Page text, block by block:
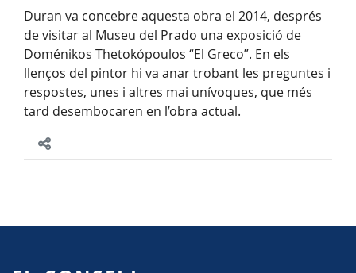
Duran va concebre aquesta obra el 2014, després
de visitar al Museu del Prado una exposició de
Doménikos Thetokópoulos “El Greco”. En els
llenços del pintor hi va anar trobant les preguntes i
respostes, unes i altres mai unívoques, que més
tard desembocaren en l’obra actual.